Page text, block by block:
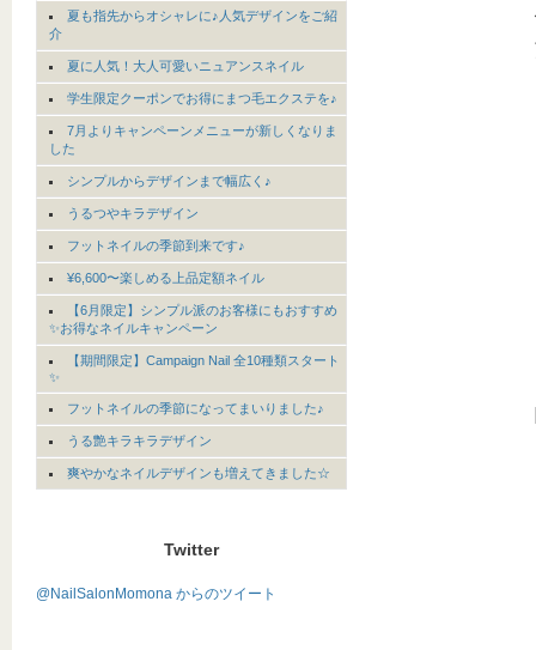
夏も指先からオシャレに♪人気デザインをご紹
介
夏に人気！大人可愛いニュアンスネイル
学生限定クーポンでお得にまつ毛エクステを♪
7月よりキャンペーンメニューが新しくなりま
した
シンプルからデザインまで幅広く♪
うるつやキラデザイン
フットネイルの季節到来です♪
¥6,600〜楽しめる上品定額ネイル
【6月限定】シンプル派のお客様にもおすすめ
✨お得なネイルキャンペーン
【期間限定】Campaign Nail 全10種類スタート
✨
フットネイルの季節になってまいりました♪
うる艶キラキラデザイン
爽やかなネイルデザインも増えてきました☆
Twitter
@NailSalonMomona からのツイート